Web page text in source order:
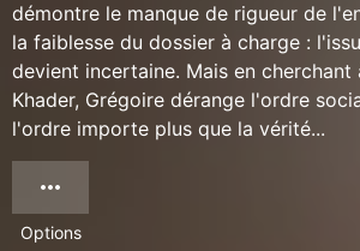
démontre le manque de rigueur de
la faiblesse du dossier à charge :
devient incertaine. Mais en cherchant
Khader, Grégoire dérange l'ordre
l'ordre importe plus que la vérité...
Options